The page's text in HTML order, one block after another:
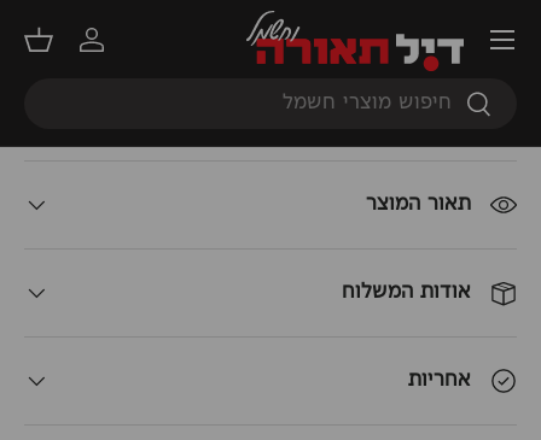
חיפוש
חיפוש
התחברות
סל
תפריט
מדריך גוון אור
כמות
-
+
תאור המוצר
אודות המשלוח
אחריות